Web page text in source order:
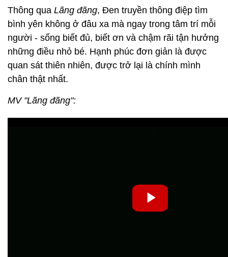
Thông qua Lãng đãng, Đen truyền thông điệp tìm
bình yên không ở đâu xa mà ngay trong tâm trí mỗi
người - sống biết đủ, biết ơn và chậm rãi tận hưởng
những điều nhỏ bé. Hạnh phúc đơn giản là được
quan sát thiên nhiên, được trở lại là chính mình
chân thật nhất.
MV "Lãng đãng":